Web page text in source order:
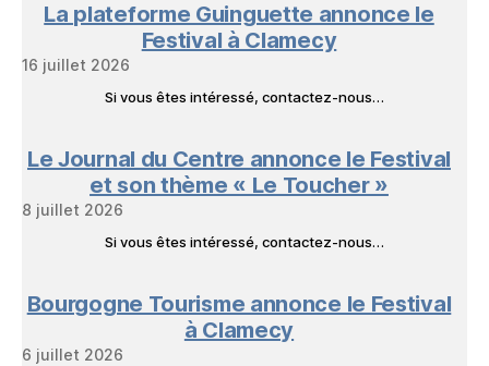
La plateforme Guinguette annonce le
Festival à Clamecy
16 juillet 2026
Si vous êtes intéressé, contactez-nous…
Le Journal du Centre annonce le Festival
et son thème « Le Toucher »
8 juillet 2026
Si vous êtes intéressé, contactez-nous…
Bourgogne Tourisme annonce le Festival
à Clamecy
6 juillet 2026